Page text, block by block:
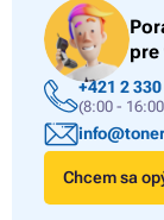
pre
+421 2
(8:00 -
Chcem sa